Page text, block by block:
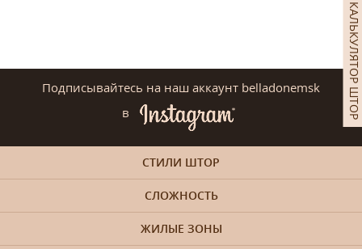
КАЛЬКУЛЯТОР ШТОР
Подписывайтесь на наш аккаунт belladonemsk
в
СТИЛИ ШТОР
СЛОЖНОСТЬ
ЖИЛЫЕ ЗОНЫ